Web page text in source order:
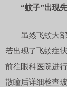
“蚊子”出现先
虽然飞蚊大部
若出现了飞蚊症
前往眼科医院进
散瞳后详细检查